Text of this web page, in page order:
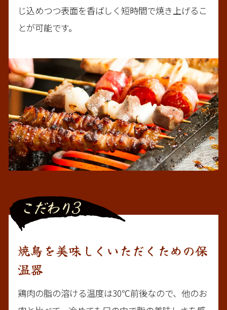
じ込めつつ表面を香ばしく短時間で焼き上げるこ
とが可能です。
焼鳥を美味しくいただくための保
温器
鶏肉の脂の溶ける温度は30℃前後なので、他のお